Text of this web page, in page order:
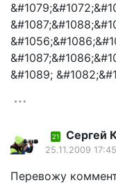
&#1089;
21 Сергей
25.11.2009 17:45
Перевожу